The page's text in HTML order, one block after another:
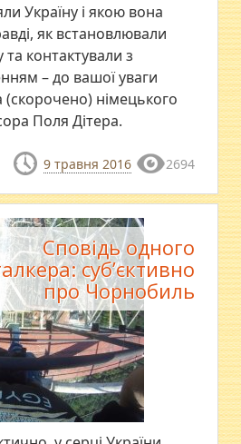
Україну і якою вона
як встановлювали
та контактували з
– до вашої уваги
(скорочено) німецького
Поля Дітера.
9 травня 2016 2694
Сповідь одного
суб’єктивно
про Чорнобиль